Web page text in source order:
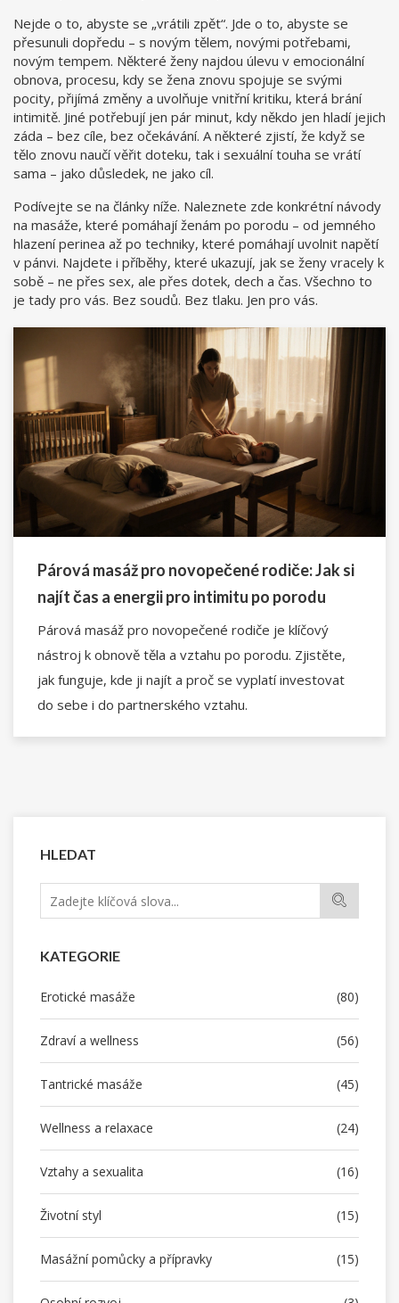
HLEDAT
KATEGORIE
Erotické masáže (80)
Zdraví a wellness (56)
Tantrické masáže (45)
Wellness a relaxace (24)
Vztahy a sexualita (16)
Životní styl (15)
Masážní pomůcky a přípravky (15)
Nejde o to, abyste se „vrátili zpět“. Jde o to, abyste se
přesunuli dopředu – s novým tělem, novými potřebami,
novým tempem. Některé ženy najdou úlevu v emocionální
obnova, procesu, kdy se žena znovu spojuje se svými
pocity, přijímá změny a uvolňuje vnitřní kritiku, která brání
intimitě. Jiné potřebují jen pár minut, kdy někdo jen hladí jejich
záda – bez cíle, bez očekávání. A některé zjistí, že když se
tělo znovu naučí věřit doteku, tak i sexuální touha se vrátí
sama – jako důsledek, ne jako cíl.
Podívejte se na články níže. Naleznete zde konkrétní návody
na masáže, které pomáhají ženám po porodu – od jemného
hlazení perinea až po techniky, které pomáhají uvolnit napětí
v pánvi. Najdete i příběhy, které ukazují, jak se ženy vracely k
sobě – ne přes sex, ale přes dotek, dech a čas. Všechno to
je tady pro vás. Bez soudů. Bez tlaku. Jen pro vás.
Párová masáž pro novopečené rodiče: Jak si
najít čas a energii pro intimitu po porodu
Párová masáž pro novopečené rodiče je klíčový
nástroj k obnově těla a vztahu po porodu. Zjistěte,
jak funguje, kde ji najít a proč se vyplatí investovat
do sebe i do partnerského vztahu.